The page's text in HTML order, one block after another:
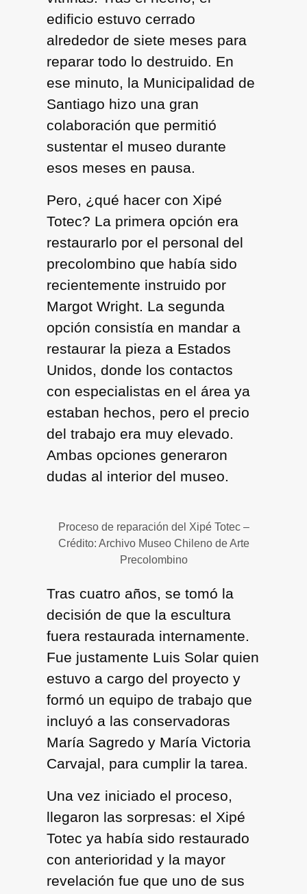
edificio estuvo cerrado
alrededor de siete meses para
reparar todo lo destruido. En
ese minuto, la Municipalidad de
Santiago hizo una gran
colaboración que permitió
sustentar el museo durante
esos meses en pausa.
Pero, ¿qué hacer con Xipé
Totec? La primera opción era
restaurarlo por el personal del
precolombino que había sido
recientemente instruido por
Margot Wright. La segunda
opción consistía en mandar a
restaurar la pieza a Estados
Unidos, donde los contactos
con especialistas en el área ya
estaban hechos, pero el precio
del trabajo era muy elevado.
Ambas opciones generaron
dudas al interior del museo.
Proceso de reparación del Xipé Totec –
Crédito: Archivo Museo Chileno de Arte
Precolombino
Tras cuatro años, se tomó la
decisión de que la escultura
fuera restaurada internamente.
Fue justamente Luis Solar quien
estuvo a cargo del proyecto y
formó un equipo de trabajo que
incluyó a las conservadoras
María Sagredo y María Victoria
Carvajal, para cumplir la tarea.
Una vez iniciado el proceso,
llegaron las sorpresas: el Xipé
Totec ya había sido restaurado
con anterioridad y la mayor
revelación fue que uno de sus